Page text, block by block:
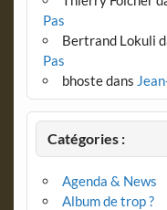
Pas
Bertrand Lokuli
Pas
bhostedans
Catégories :
Agenda & News
Album de trop ?